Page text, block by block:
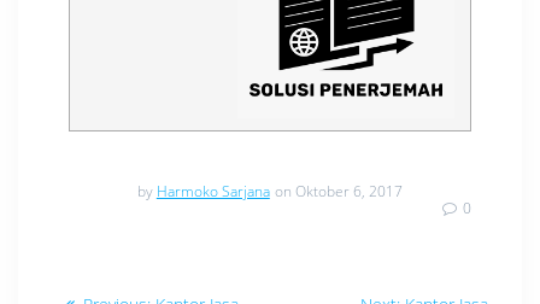
by Harmoko Sarjana on Oktober 6, 2017
0
Navigasi